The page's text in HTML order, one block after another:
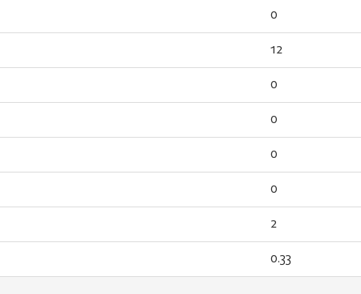
0
12
0
0
0
0
2
0.33